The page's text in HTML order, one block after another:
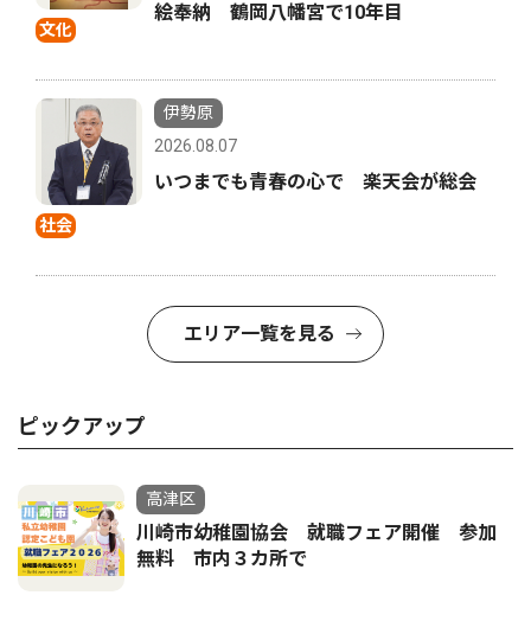
文化
絵奉納 鶴岡八幡宮で10年目
社会
伊勢原
2026.08.07
いつまでも青春の心で 楽天会が総会
エリア一覧を見る
ピックアップ
高津区
川崎市幼稚園協会 就職フェア開催 参加
無料 市内３カ所で